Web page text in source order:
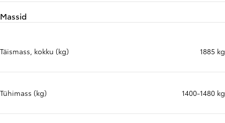
Massid
Täismass, kokku (kg) 1885 kg
Tühimass (kg) 1400-1480 kg